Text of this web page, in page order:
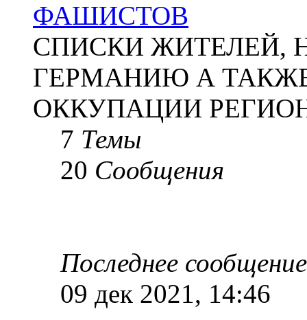
ФАШИСТОВ
СПИСКИ ЖИТЕЛЕЙ,
ГЕРМАНИЮ А
ОККУПАЦИИ
7 Темы
20 Сообщения
Последнее сообщение
09 дек 2021, 14:46